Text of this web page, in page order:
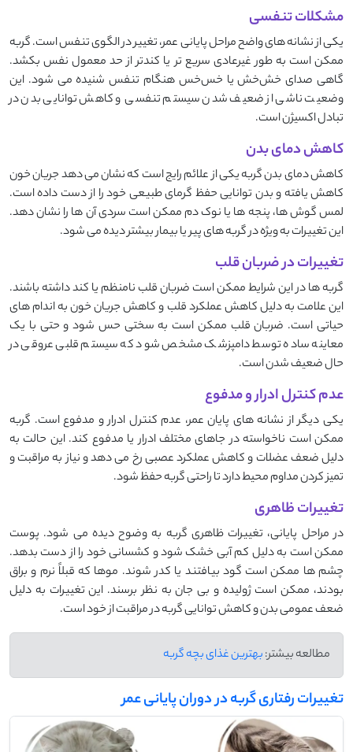
مشکلات تنفسی
یکی از نشانه ‌های واضح مراحل پایانی عمر، تغییر در الگوی تنفس است. گربه
ممکن است به‌ طور غیرعادی سریع ‌تر یا کندتر از حد معمول نفس بکشد.
گاهی صدای خش‌خش یا خس‌خس هنگام تنفس شنیده می ‌شود. این
وضعیت ناشی از ضعیف شدن سیستم تنفسی و کاهش توانایی بدن در
تبادل اکسیژن است.
کاهش دمای بدن
کاهش دمای بدن گربه یکی از علائم رایج است که نشان می ‌دهد جریان خون
کاهش یافته و بدن توانایی حفظ گرمای طبیعی خود را از دست داده است.
لمس گوش ‌ها، پنجه‌ ها یا نوک دم ممکن است سردی آن ‌ها را نشان دهد.
این تغییرات به ‌ویژه در گربه ‌های پیر یا بیمار بیشتر دیده می ‌شود.
تغییرات در ضربان قلب
گربه‌ ها در این شرایط ممکن است ضربان قلب نامنظم یا کند داشته باشند.
این علامت به دلیل کاهش عملکرد قلب و کاهش جریان خون به اندام‌ های
حیاتی است. ضربان قلب ممکن است به ‌سختی حس شود و حتی با یک
معاینه ساده توسط دامپزشک مشخص شود که سیستم قلبی ‌عروقی در
حال ضعیف شدن است.
عدم کنترل ادرار و مدفوع
یکی دیگر از نشانه‌ های پایان عمر، عدم کنترل ادرار و مدفوع است. گربه
ممکن است ناخواسته در جاهای مختلف ادرار یا مدفوع کند. این حالت به
دلیل ضعف عضلات و کاهش عملکرد عصبی رخ می ‌دهد و نیاز به مراقبت و
تمیز کردن مداوم محیط دارد تا راحتی گربه حفظ شود.
تغییرات ظاهری
در مراحل پایانی، تغییرات ظاهری گربه به ‌وضوح دیده می ‌شود. پوست
ممکن است به ‌دلیل کم ‌آبی خشک شود و کشسانی خود را از دست بدهد.
چشم‌ ها ممکن است گود بیافتند یا کدر شوند. موها که قبلاً نرم و براق
بودند، ممکن است ژولیده و بی ‌جان به ‌نظر برسند. این تغییرات به‌ دلیل
ضعف عمومی بدن و کاهش توانایی گربه در مراقبت از خود است.
مطالعه بیشتر:بهترین غذای بچه گربه
تغییرات رفتاری گربه در دوران پایانی عمر